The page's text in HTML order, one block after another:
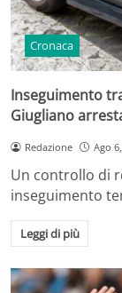
Cronaca
Inseguimento
Giugliano
Redazione Ago
Un controllo di
inseguimento
Leggi di più